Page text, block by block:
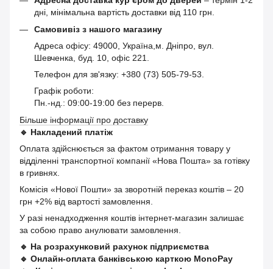
дні, мінімальна вартість доставки від 110 грн.
Самовивіз з нашого магазину
Адреса офісу: 49000, Україна,м. Дніпро, вул.
Шевченка, буд. 10, офіс 221.
Телефон для зв'язку: +380 (73) 505-79-53.
Графік роботи:
Пн.-нд.: 09:00-19:00 без перерв.
Більше інформації про доставку
🔹 Накладений платіж
Оплата здійснюється за фактом отримання товару у
відділенні транспортної компанії «Нова Пошта» за готівку
в гривнях.
Комісія «Нової Пошти» за зворотній переказ коштів – 20
грн +2% від вартості замовлення.
У разі ненадходження коштів інтернет-магазин залишає
за собою право анулювати замовлення.
🔹 На розрахунковий рахунок підприємства
🔹 Онлайн-оплата банківською карткою MonoPay